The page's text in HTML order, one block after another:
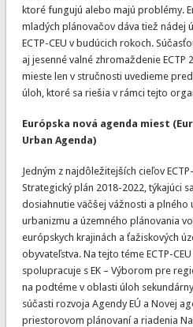
ktoré fungujú alebo majú problémy.
mladých plánovačov dáva tiež nádej
ECTP-CEU v budúcich rokoch.
aj jesenné valné zhromaždenie ECTP
mieste len v stručnosti uvedieme
úloh, ktoré sa riešia v rámci tejto
Európska nová agenda miest
Urban Agenda)
Jedným z najdôležitejších cieľov
Strategický plán 2018-2022, týkajúci
dosiahnutie väčšej vážnosti a plného
urbanizmu a územného plánovania
európskych krajinách a ťažiskových
obyvateľstva. Na tejto téme ECTP-
spolupracuje s EK – Výborom pre
na podtéme v oblasti úloh
súčasti rozvoja Agendy EÚ a Novej
priestorovom plánovaní a riadenia